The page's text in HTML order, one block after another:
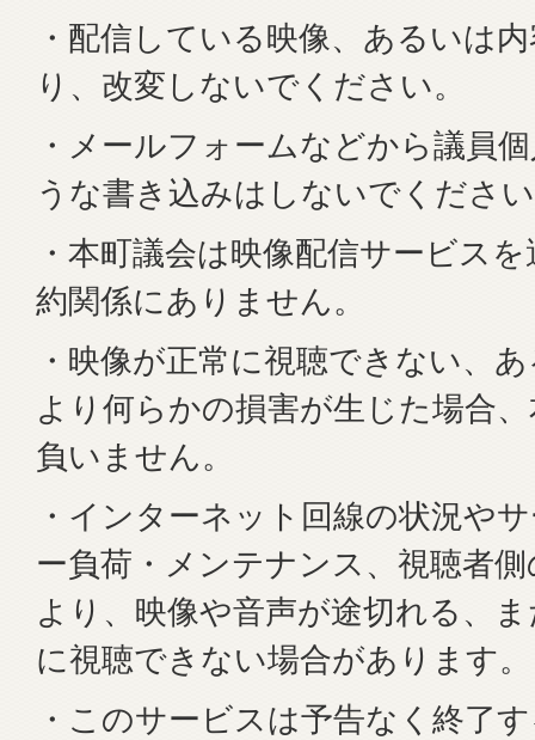
・配信している映像、あるいは
り、改変しないでください。
・メールフォームなどから議員
うな書き込みはしないでくださ
・本町議会は映像配信サービス
約関係にありません。
・映像が正常に視聴できない、
より何らかの損害が生じた場合
負いません。
・インターネット回線の状況や
ー負荷・メンテナンス、視聴者
より、映像や音声が途切れる、
に視聴できない場合があります。
・このサービスは予告なく終了